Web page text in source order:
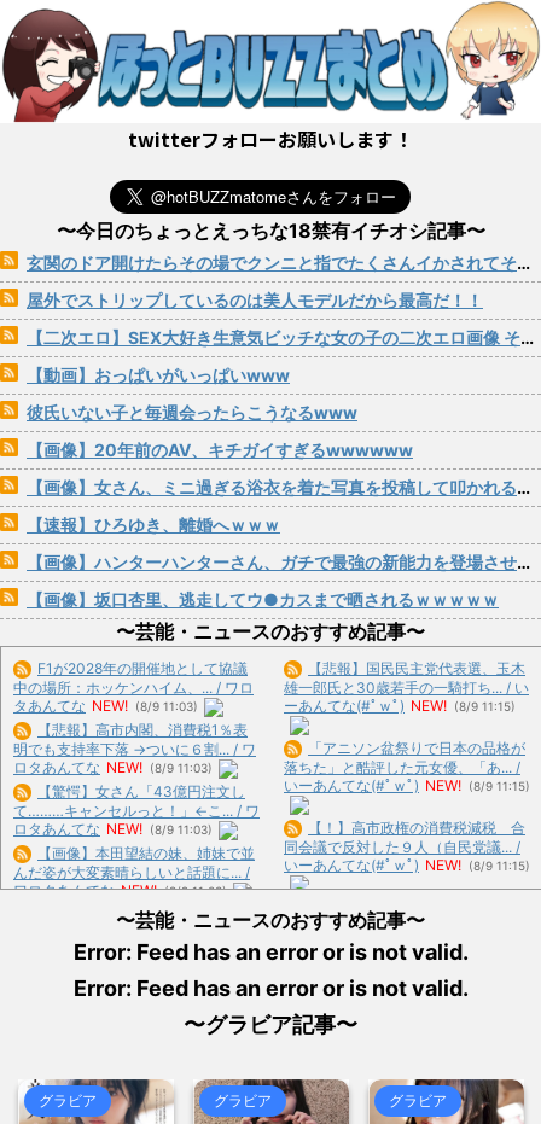
twitterフォローお願いします！
〜今日のちょっとえっちな18禁有イチオシ記事〜
玄関のドア開けたらその場でクンニと指でたくさんイかされてそのままパコられる女の子
屋外でストリップしているのは美人モデルだから最高だ！！
【二次エロ】SEX大好き生意気ビッチな女の子の二次エロ画像 その201
【動画】おっぱいがいっぱいwww
彼氏いない子と毎週会ったらこうなるwww
【画像】20年前のAV、キチガイすぎるwwwwww
【画像】女さん、ミニ過ぎる浴衣を着た写真を投稿して叩かれるｗｗｗｗ
【速報】ひろゆき、離婚へｗｗｗ
【画像】ハンターハンターさん、ガチで最強の新能力を登場させてしまうｗｗｗｗｗｗｗ
【画像】坂口杏里、逃走してウ●カスまで晒されるｗｗｗｗｗ
〜芸能・ニュースのおすすめ記事〜
F1が2028年の開催地として協議
中の場所：ホッケンハイム、... / ワロ
タあんてな NEW! (8/9 11:03)
【悲報】高市内閣、消費税1％表
明でも支持率下落 →ついに６割... / ワ
ロタあんてな NEW! (8/9 11:03)
【驚愕】女さん「43億円注文し
て………キャンセルっと！」←こ... / ワ
ロタあんてな NEW! (8/9 11:03)
【画像】本田望結の妹、姉妹で並
んだ姿が大変素晴らしいと話題に... /
ワロタあんてな NEW! (8/9 11:03)
「家族になるのが大事なんだよ」
成人済みの娘との養子縁組をしつ... /
ワロタあんてな NEW! (8/9 11:03)
りにホットミルクを飲むのは三流... /
(8/9 10:03)
おまとめ : おすすめ NEW! (8/9 09:43)
【悲報】国民民主党代表選、玉木
雄一郎氏と30歳若手の一騎打ち... / い
ーあんてな(#ﾟｗﾟ) NEW! (8/9 11:15)
「アニソン盆祭りで日本の品格が
落ちた」と酷評した元女優、「あ... /
いーあんてな(#ﾟｗﾟ) NEW! (8/9 11:15)
【！】高市政権の消費税減税 合
同会議で反対した９人（自民党議... /
いーあんてな(#ﾟｗﾟ) NEW! (8/9 11:15)
【毎日新聞】『自然災害は止めら
れないが、戦争はめられる』イオ... /
いーあんてな(#ﾟｗﾟ) NEW!
高市内閣の方針に反対した自民党
いーあんてな(#ﾟｗﾟ)
3000万円以上のSUVタイプ... / 5ch
まとめMAP(総合) NEW! (8/9 11:09)
〜芸能・ニュースのおすすめ記事〜
Error: Feed has an error or is not valid.
Error: Feed has an error or is not valid.
〜グラビア記事〜
グラビア グラビア グラビア